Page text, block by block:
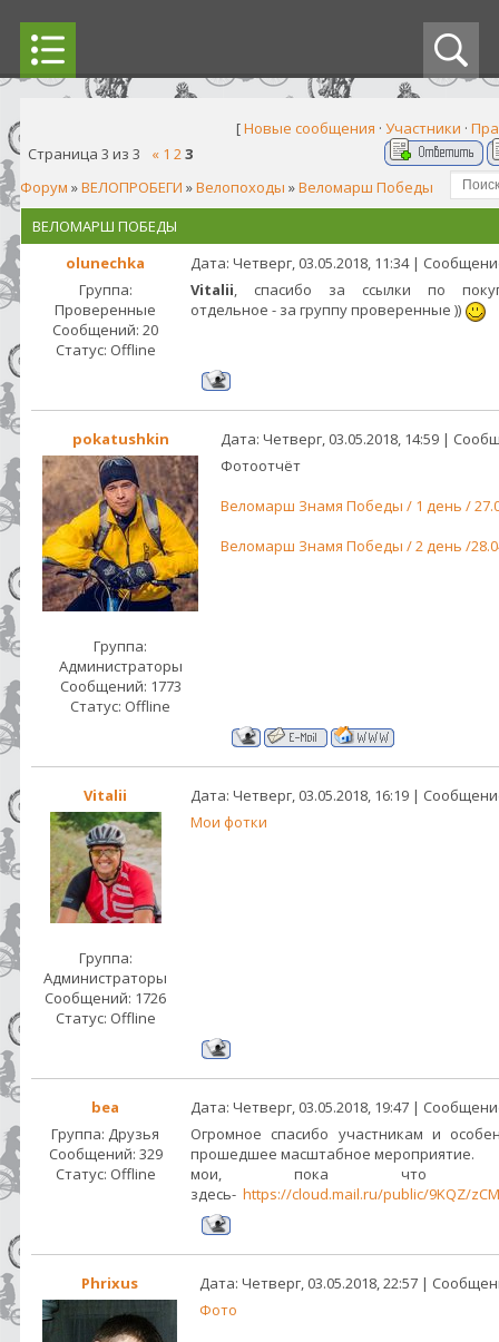
[Новые сообщения · Участники ·
Страница 3 из 3 « 1 23
Форум »ВЕЛОПРОБЕГИ »Велопоходы »Веломарш Победы
ВЕЛОМАРШ ПОБЕДЫ
olunechka
Дата: Четверг, 03.05.2018, 11:34 |
Группа:
Проверенные
Сообщений: 20
Статус: Offline
Vitalii, спасибо за ссылки по
отдельное - за группу проверенные ))
pokatushkin Дата: Четверг, 03.05.2018, 14:59 |
Группа:
Администраторы
Сообщений: 1773
Статус: Offline
Фотоотчёт
Веломарш Знамя Победы / 1 день /
Веломарш Знамя Победы / 2 день /
Vitalii Дата: Четверг, 03.05.2018, 16:19 |
Группа:
Администраторы
Сообщений: 1726
Статус: Offline
Мои фотки
bea
Дата: Четверг, 03.05.2018, 19:47 |
Группа: Друзья
Сообщений: 329
Статус: Offline
Огромное спасибо участникам и
прошедшее масштабное мероприятие.
мои, пока что
здесь- https://cloud.mail.ru/public/9KQZ/
Phrixus Дата: Четверг, 03.05.2018, 22:57 |
Фото